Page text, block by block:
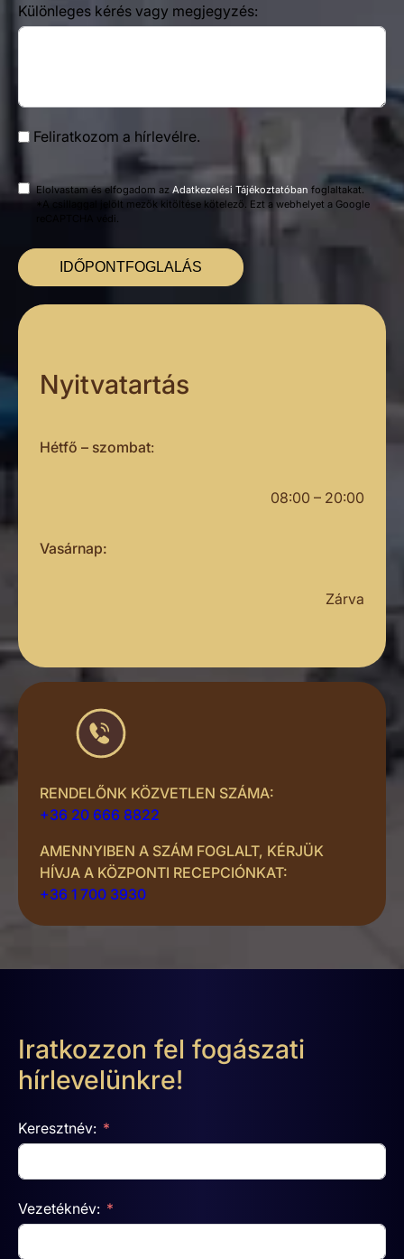
Különleges kérés vagy megjegyzés:
Feliratkozom a hírlevélre.
Elolvastam és elfogadom az Adatkezelési Tájékoztatóban foglaltakat.
*A csillaggal jelölt mezők kitöltése kötelező. Ezt a webhelyet a Google
reCAPTCHA védi.
IDŐPONTFOGLALÁS
Nyitvatartás
Hétfő – szombat:
08:00 – 20:00
Vasárnap:
Zárva
RENDELŐNK KÖZVETLEN SZÁMA:
+36 20 666 8822
AMENNYIBEN A SZÁM FOGLALT, KÉRJÜK
HÍVJA A KÖZPONTI RECEPCIÓNKAT:
+36 1 700 3930
Iratkozzon fel fogászati
hírlevelünkre!
Keresztnév:
Vezetéknév: